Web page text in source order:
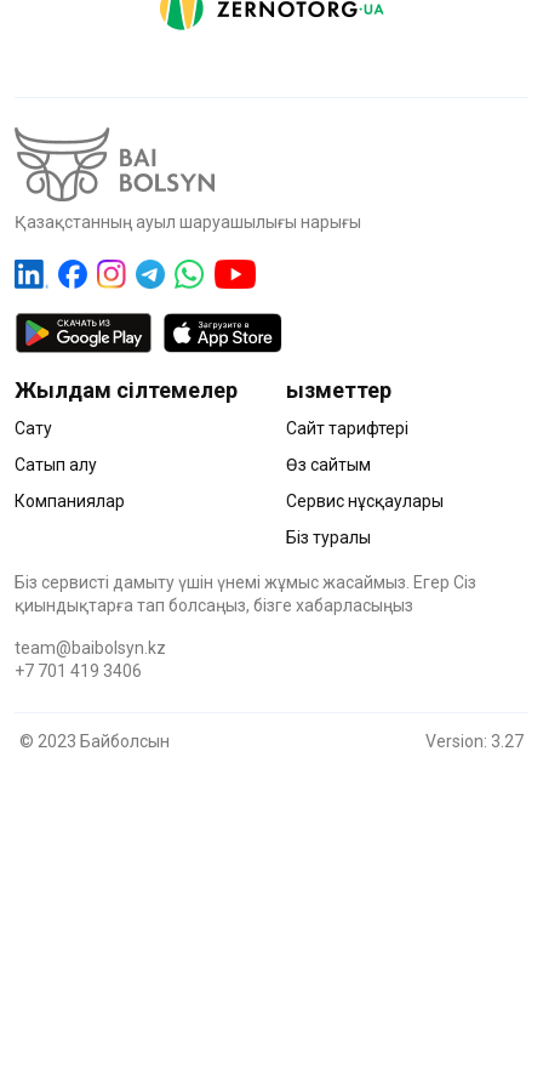
Қазақстанның ауыл шаруашылығы нарығы
Жылдам сілтемелер
Сату
Сатып алу
Компаниялар
Қызметтер
Сайт тарифтері
Өз сайтым
Сервис нұсқаулары
Біз туралы
Біз сервисті дамыту үшін үнемі жұмыс жасаймыз. Егер Сіз
қиындықтарға тап болсаңыз, бізге хабарласыңыз
team@baibolsyn.kz
+7 701 419 3406
© 2023 Байболсын Version: 3.27